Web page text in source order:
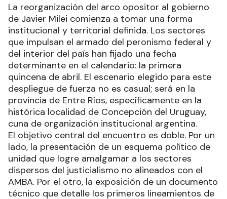
La reorganización del arco opositor al gobierno
de Javier Milei comienza a tomar una forma
institucional y territorial definida. Los sectores
que impulsan el armado del peronismo federal y
del interior del país han fijado una fecha
determinante en el calendario: la primera
quincena de abril. El escenario elegido para este
despliegue de fuerza no es casual; será en la
provincia de Entre Ríos, específicamente en la
histórica localidad de Concepción del Uruguay,
cuna de organización institucional argentina.
El objetivo central del encuentro es doble. Por un
lado, la presentación de un esquema político de
unidad que logre amalgamar a los sectores
dispersos del justicialismo no alineados con el
AMBA. Por el otro, la exposición de un documento
técnico que detalle los primeros lineamientos de